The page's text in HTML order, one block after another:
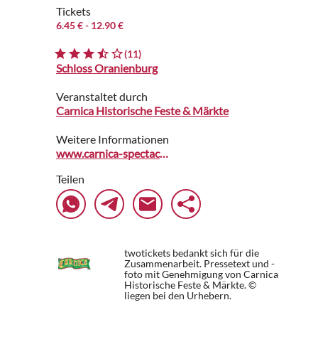
Tickets
6.45 €- 12.90 €
(11)
Schloss Oranienburg
Veranstaltet durch
Carnica Historische Feste & Märkte
Weitere Informationen
www.carnica-spectaculi.de
Teilen
twotickets bedankt sich für die
Zusammenarbeit. Pressetext und -
foto mit Genehmigung von Carnica
Historische Feste & Märkte. ©
liegen bei den Urhebern.